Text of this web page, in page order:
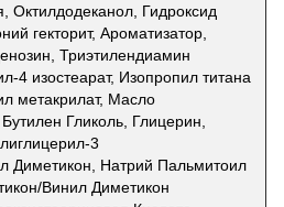
Октилдодеканол, Гидроксид
гекторит, Ароматизатор,
Триэтилендиамин
4 изостеарат, Изопропил титана
метакрилат, Масло
Гликоль, Глицерин,
3
Диметикон, Натрий Пальмитоил
Винил Диметикон